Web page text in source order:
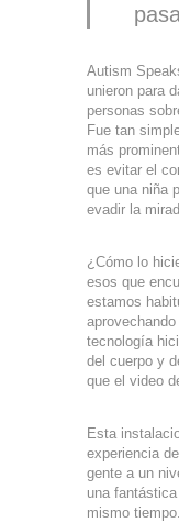
Autism
unieron para
personas
Fue tan
más
es evitar el
que una niña
evadir la
¿Cómo lo
esos que
estamos
tecnología
del cuerpo y
que el video
Esta
experiencia
gente a un
una
mismo